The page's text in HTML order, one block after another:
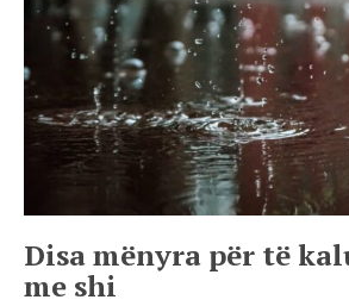
Disa mënyra për të
me shi